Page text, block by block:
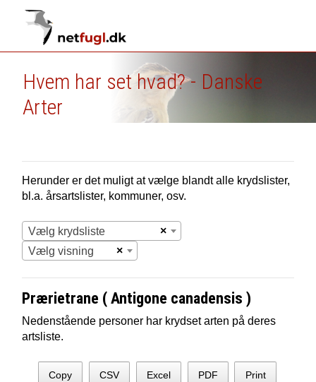
Hvem har set hvad? - Danske
Arter
Herunder er det muligt at vælge blandt alle krydslister,
bl.a. årsartslister, kommuner, osv.
×
Vælg krydsliste
×
Vælg visning
Prærietrane ( Antigone canadensis )
Nedenstående personer har krydset arten på deres
artsliste.
Copy CSV Excel PDF Print